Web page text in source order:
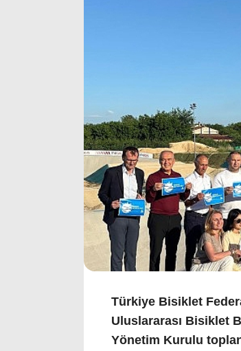
Türkiye Bisiklet
Uluslararası Bisiklet
Yönetim Kurulu